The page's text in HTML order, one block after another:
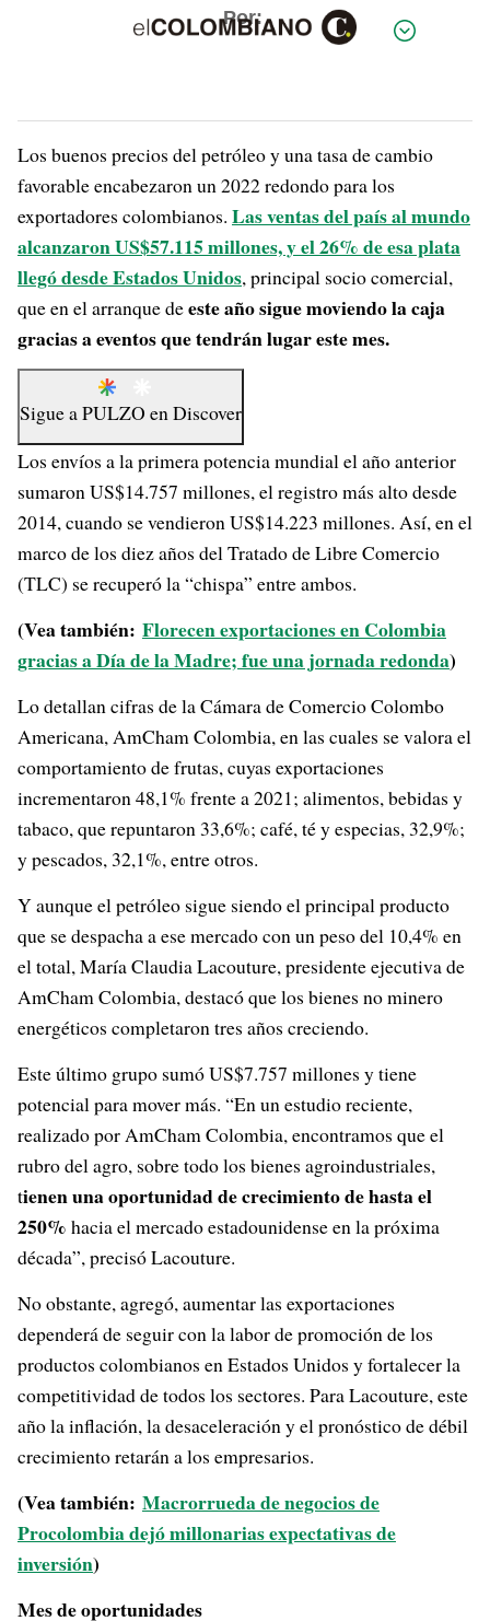
Por:
Los buenos precios del petróleo y una tasa de cambio
favorable encabezaron un 2022 redondo para los
exportadores colombianos. Las ventas del país al mundo
alcanzaron US$57.115 millones, y el 26% de esa plata
llegó desde Estados Unidos, principal socio comercial,
que en el arranque deeste año sigue moviendo la caja
gracias a eventos que tendrán lugar este mes.
Sigue aPULZO enDiscover
Los envíos a la primera potencia mundial el año anterior
sumaron US$14.757 millones, el registro más alto desde
2014, cuando se vendieron US$14.223 millones. Así, en el
marco de los diez años del Tratado de Libre Comercio
(TLC) se recuperó la “chispa” entre ambos.
(Vea también: Florecen exportaciones en Colombia
gracias a Día de la Madre; fue una jornada redonda)
Lo detallan cifras de la Cámara de Comercio Colombo
Americana, AmCham Colombia, en las cuales se valora el
comportamiento de frutas, cuyas exportaciones
incrementaron 48,1% frente a 2021; alimentos, bebidas y
tabaco, que repuntaron 33,6%; café, té y especias, 32,9%;
y pescados, 32,1%, entre otros.
Y aunque el petróleo sigue siendo el principal producto
que se despacha a ese mercado con un peso del 10,4% en
el total, María Claudia Lacouture, presidente ejecutiva de
AmCham Colombia, destacó que los bienes no minero
energéticos completaron tres años creciendo.
Este último grupo sumó US$7.757 millones y tiene
potencial para mover más. “En un estudio reciente,
realizado por AmCham Colombia, encontramos que el
rubro del agro, sobre todo los bienes agroindustriales,
tienen una oportunidad de crecimiento de hasta el
250% hacia el mercado estadounidense en la próxima
década”, precisó Lacouture.
No obstante, agregó, aumentar las exportaciones
dependerá de seguir con la labor de promoción de los
productos colombianos en Estados Unidos y fortalecer la
competitividad de todos los sectores. Para Lacouture, este
año la inflación, la desaceleración y el pronóstico de débil
crecimiento retarán a los empresarios.
(Vea también: Macrorrueda de negocios de
Procolombia dejó millonarias expectativas de
inversión)
Mes de oportunidades